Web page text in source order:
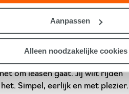
Aanpassen
Alleen noodzakelijke cookies
om leasen gaat. Jij wilt rijden
Simpel, eerlijk en met plezier.